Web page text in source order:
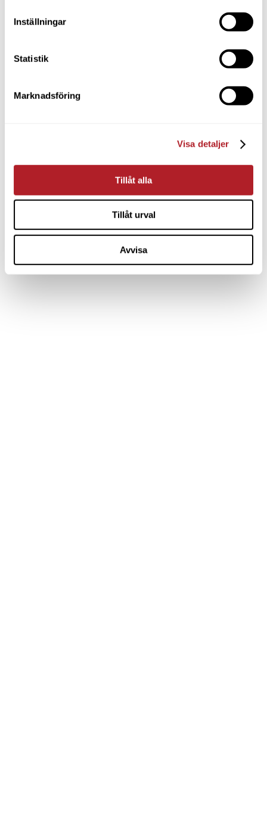
Inställningar
Statistik
Marknadsföring
Visa detaljer
Tillåt alla
Tillåt urval
Avvisa